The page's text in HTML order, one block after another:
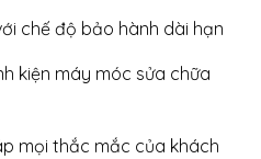
chế độ bảo hành dài hạn
kiện máy móc sửa chữa
mọi thắc mắc của khách